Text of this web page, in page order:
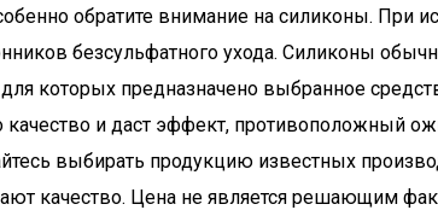
обратите внимание на силиконы.
безсульфатного ухода. Силиконы
которых предназначено выбранное
качество и даст эффект, противоположный
выбирать продукцию известных
качество. Цена не является решающим